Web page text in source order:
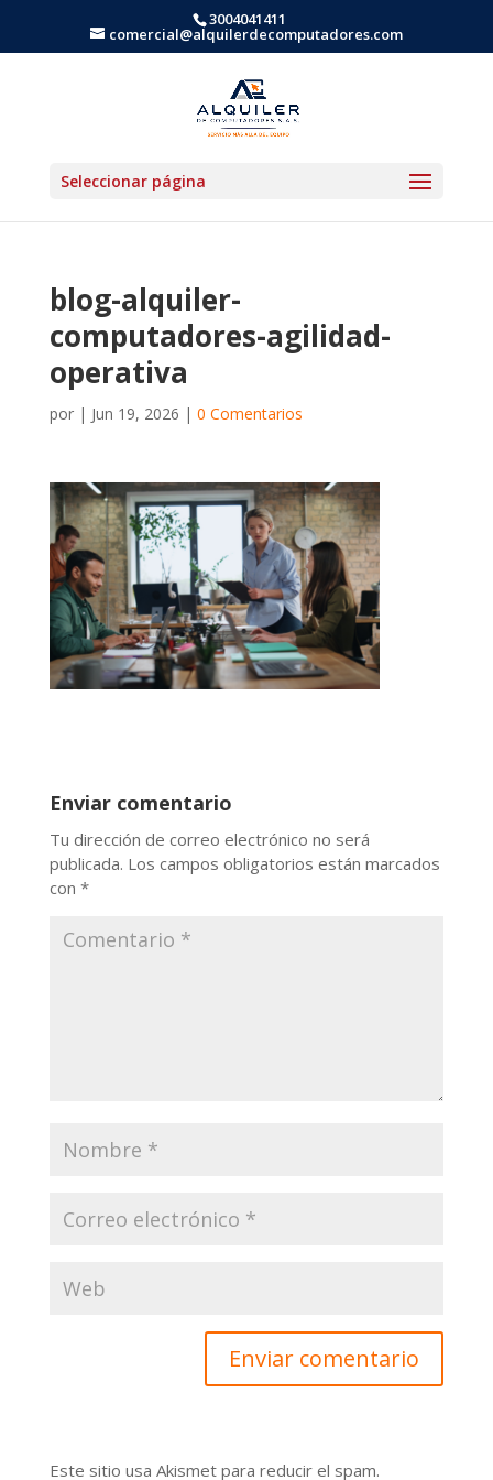
3004041411
comercial@alquilerdecomputadores.com
Seleccionar página
blog-alquiler-
computadores-agilidad-
operativa
por | Jun 19, 2026 | 0 Comentarios
Enviar comentario
Tu dirección de correo electrónico no será
publicada. Los campos obligatorios están marcados
con *
Este sitio usa Akismet para reducir el spam.